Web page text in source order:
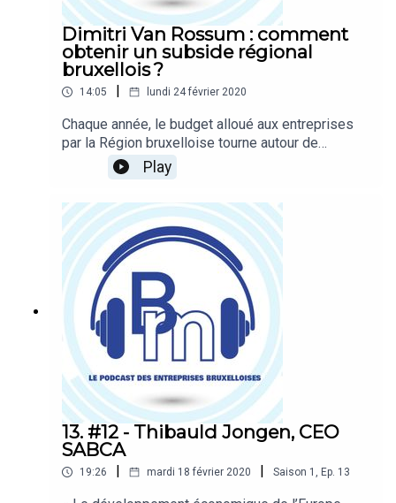
Dimitri Van Rossum : comment
obtenir un subside régional
bruxellois ?
14:05 | lundi 24 février 2020
Chaque année, le budget alloué aux entreprises
par la Région bruxelloise tourne autour de
30 millions d’euros. Pourtant, par
méconnaissance ou par crainte des lourdeurs
administratives, de nombreuses entreprises y
renoncent. Mais obtenir un subside est-il si long
et compliqué ? Dimitri Van Rossum, responsable
du service Subsidia chez KBC Brussels, nous
donne quelques éléments de réponse.
Play
13. #12 - Thibauld Jongen, CEO
SABCA
19:26 | mardi 18 février 2020 | Saison 1 , Ep. 13